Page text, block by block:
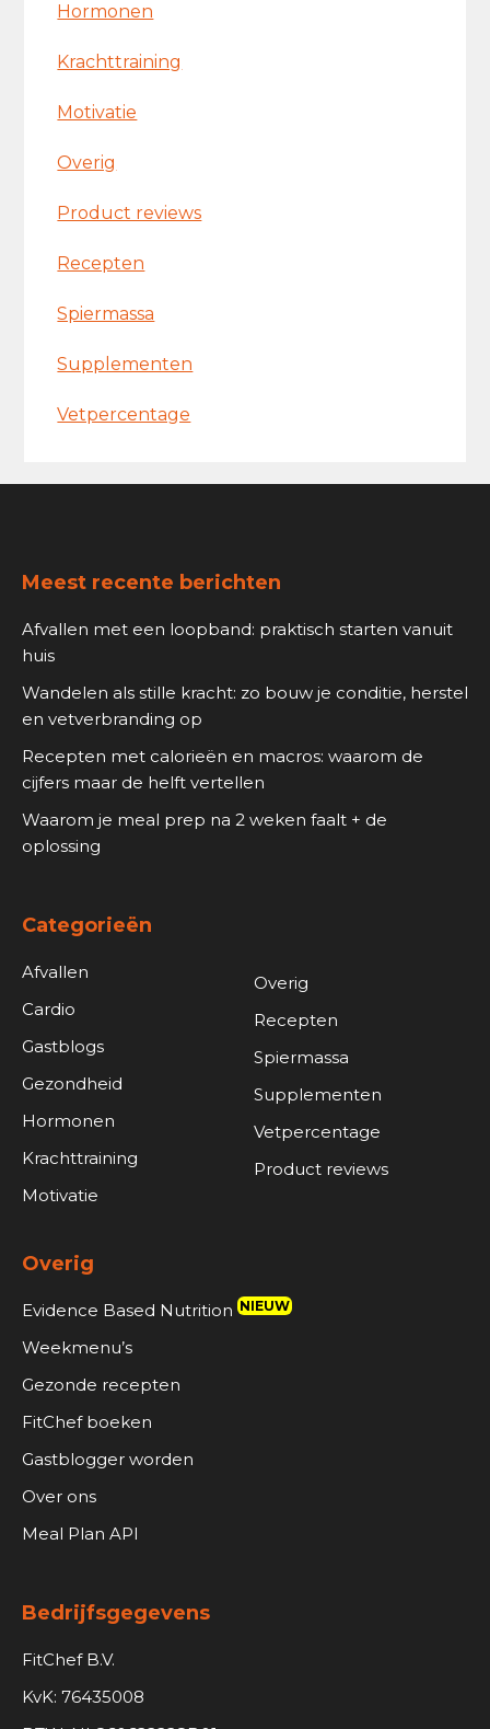
Hormonen
Krachttraining
Motivatie
Overig
Product reviews
Recepten
Spiermassa
Supplementen
Vetpercentage
Meest recente berichten
Afvallen met een loopband: praktisch starten vanuit
huis
Wandelen als stille kracht: zo bouw je conditie, herstel
en vetverbranding op
Recepten met calorieën en macros: waarom de
cijfers maar de helft vertellen
Waarom je meal prep na 2 weken faalt + de
oplossing
Categorieën
Afvallen
Cardio
Gastblogs
Gezondheid
Hormonen
Krachttraining
Motivatie
Overig
Recepten
Spiermassa
Supplementen
Vetpercentage
Product reviews
Overig
Evidence Based Nutrition NIEUW
Weekmenu’s
Gezonde recepten
FitChef boeken
Gastblogger worden
Over ons
Meal Plan API
Bedrijfsgegevens
FitChef B.V.
KvK: 76435008